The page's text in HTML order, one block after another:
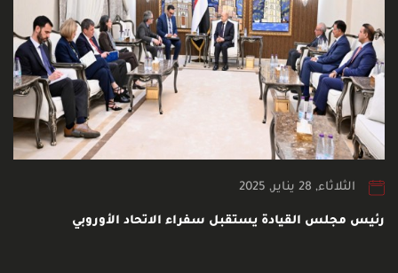
الثلاثاء, 28 يناير, 2025
رئيس مجلس القيادة يستقبل سفراء الاتحاد الأوروبي